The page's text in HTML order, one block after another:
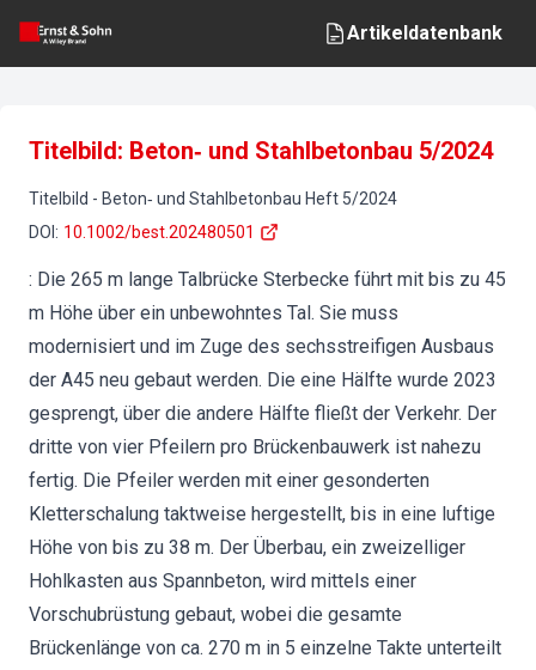
Artikeldatenbank
Titelbild: Beton‐ und Stahlbetonbau 5/2024
Titelbild - Beton‐ und Stahlbetonbau Heft 5/2024
DOI : 10.1002/best.202480501
: Die 265 m lange Talbrücke Sterbecke führt mit bis zu 45
m Höhe über ein unbewohntes Tal. Sie muss
modernisiert und im Zuge des sechsstreifigen Ausbaus
der A45 neu gebaut werden. Die eine Hälfte wurde 2023
gesprengt, über die andere Hälfte fließt der Verkehr. Der
dritte von vier Pfeilern pro Brückenbauwerk ist nahezu
fertig. Die Pfeiler werden mit einer gesonderten
Kletterschalung taktweise hergestellt, bis in eine luftige
Höhe von bis zu 38 m. Der Überbau, ein zweizelliger
Hohlkasten aus Spannbeton, wird mittels einer
Vorschubrüstung gebaut, wobei die gesamte
Brückenlänge von ca. 270 m in 5 einzelne Takte unterteilt